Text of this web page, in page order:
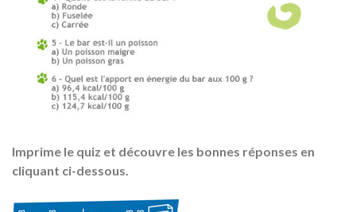
Imprime le quiz et découvre les bonnes réponses en
cliquant ci-dessous.